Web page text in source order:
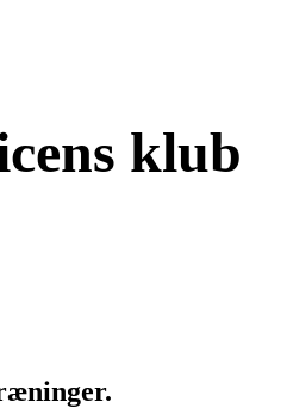
klub